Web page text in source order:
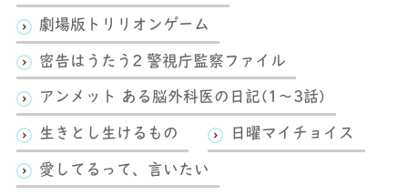
劇場版トリリオンゲーム
密告はうたう2 警視庁監察ファイル
アンメット ある脳外科医の日記(1～3話)
生きとし生けるもの 日曜マイチョイス
愛してるって、言いたい